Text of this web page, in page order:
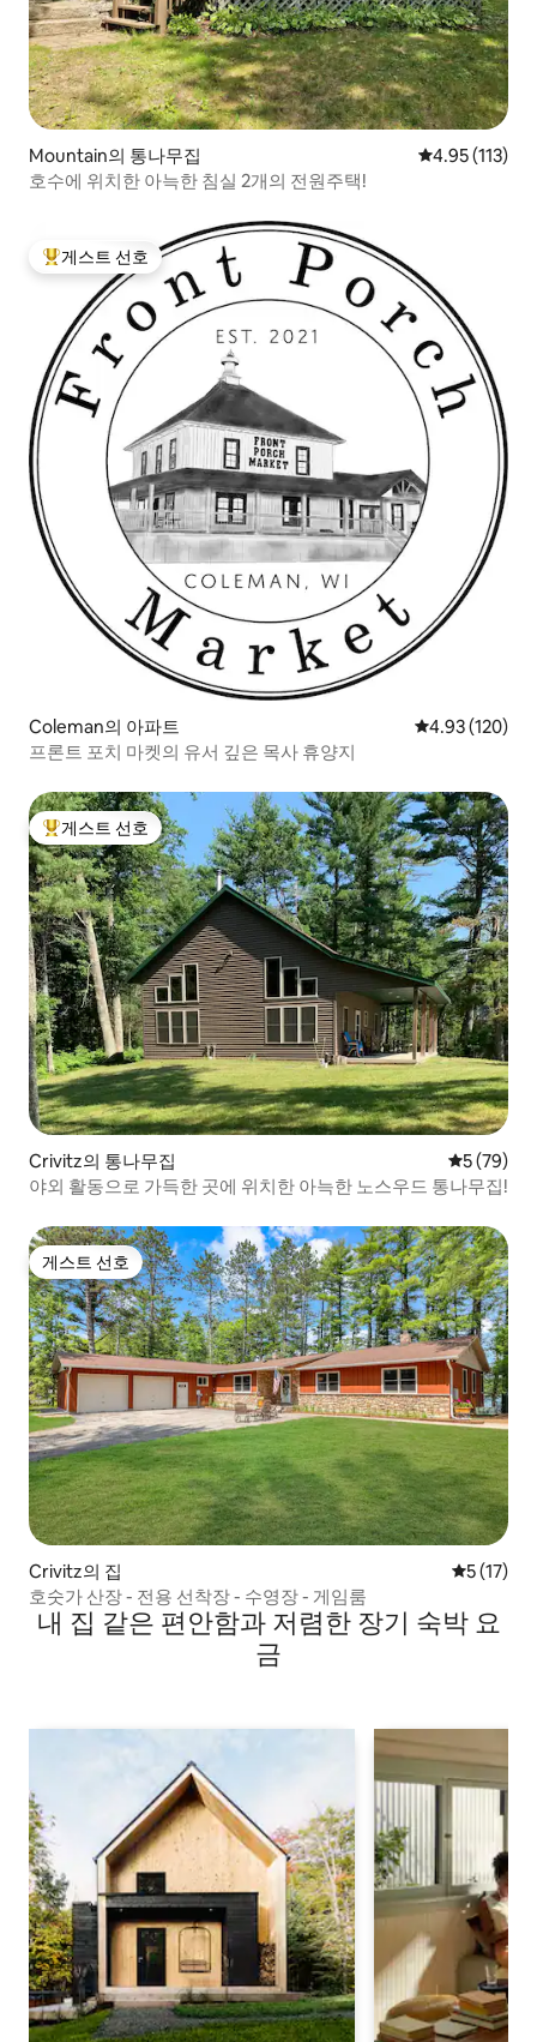
Mountain의 통나무집 평점 4.95점(5
4.95 (113)
호수에 위치한 아늑한 침실 2개의 전원주택!
상위 게스트 선호
게스트 선호
Coleman의 아파트 평점 4.93점(5
4.93 (120)
프론트 포치 마켓의 유서 깊은 목사 휴양지
상위 게스트 선호
게스트 선호
Crivitz의 통나무집 평점 5점(5
5 (79)
야외 활동으로 가득한 곳에 위치한 아늑한 노스우드 통나무집!
게스트 선호
게스트 선호
Crivitz의 집 평점 5점
5 (17)
호숫가 산장 - 전용 선착장 - 수영장 - 게임룸
내 집 같은 편안함과 저렴한 장기 숙박 요
금